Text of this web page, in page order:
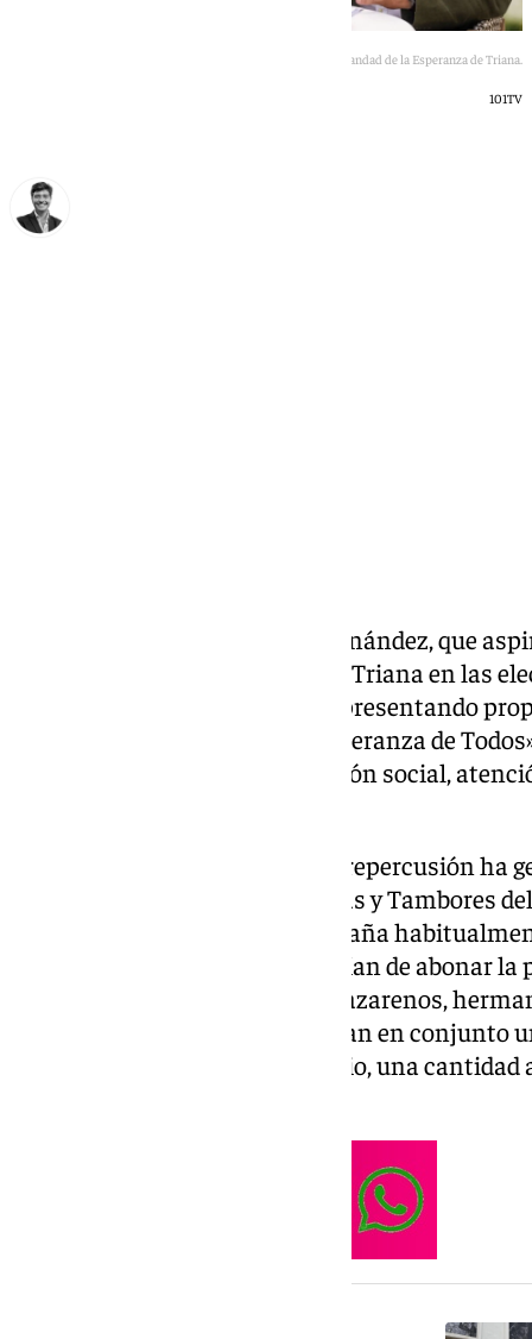
Feliciano Fernández, candidato a hermano mayor de la Hermandad de la Esperanza de Triana.
101TV
La candidatura de Feliciano Fernández, que
Hermandad de la Esperanza de Triana en las
próximo 30 de junio, continúa presentando
hermanos. Bajo el lema «La Esperanza de
grandes áreas: patrimonio, acción social,
Una de las medidas que mayor repercusión ha
músicos de la Banda de Cornetas y Tambores
Caídas, corporación que acompaña
propuesta, estos músicos dejarían de abonar
equiparándose así al resto de nazarenos,
los integrantes de la banda pagan en conjunto
en concepto de papeletas de sitio, una